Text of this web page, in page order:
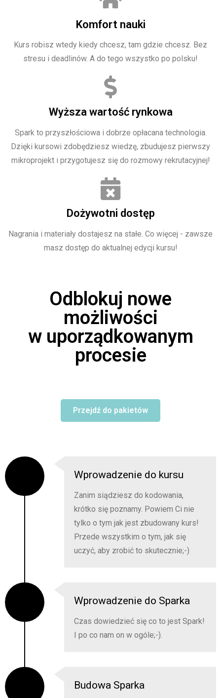
Komfort nauki
Kurs robisz wtedy kiedy chcesz, tam gdzie chcesz. Bez
stresu i deadlinów. A do tego wszystko po polsku!
Wyższa wartość rynkowa
Spark to przyszłościowa i dobrze opłacana technologia.
Dzięki kursowi zdobędziesz wiedzę, zbudujesz pierwszy
mikroprojekt i przygotujesz się do rozmowy rekrutacyjnej!
Dożywotni dostęp
Nagrania i materiały dostajesz na stałe. Co więcej - zawsze
masz dostęp do aktualnej edycji kursu!
Odblokuj nowe
możliwości
w uporządkowanym
procesie
Przejdź do pakietów
Wprowadzenie do kursu
Zanim siądziesz do kodowania,
krótko się poznamy. Powiem Ci nie
tylko o tym jak jest zbudowany kurs!
Przede wszystkim o tym, jak się
uczyć, aby zrobić to skutecznie;-)
Wprowadzenie do Sparka
Czas dowiedzieć się co to jest Spark!
I po co nam on w ogóle;-).
Budowa Sparka